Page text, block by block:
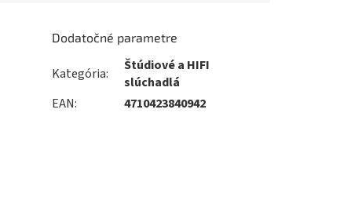
Dodatočné parametre
Kategória:
Štúdiové a HIFI
slúchadlá
EAN: 4710423840942